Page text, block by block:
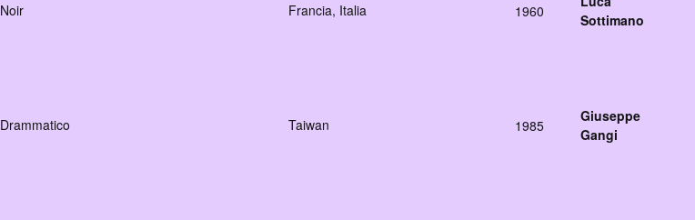
Noir Francia, Italia 1960
Sottimano
Drammatico Taiwan 1985
Giuseppe
Gangi